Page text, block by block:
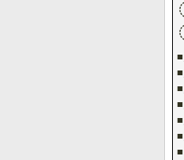
■
■
■
■
■
■
■